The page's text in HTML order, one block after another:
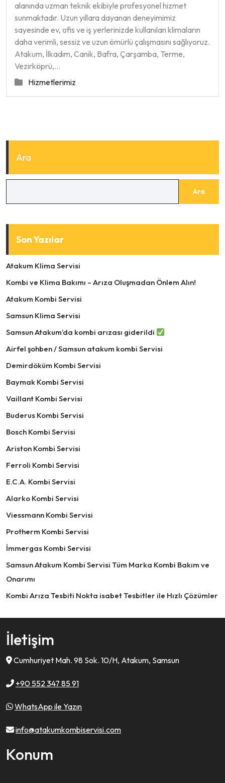
alanında uzman teknik ekibiyle profesyonel hizmet
sunmaktadır. Uzun yıllara dayanan deneyimimiz
sayesinde ev, ofis ve iş yerlerinizde kullanılan klimaların
daha verimli, sessiz ve uzun ömürlü çalışmasını sağlıyoruz.
Atakum, İlkadım, Canik, Bafra, Çarşamba, Terme,
Vezirköprü,…
Hizmetlerimiz
Ara
Ara
Son Yazılar
Atakum Klima Servisi
Kombi ve Klima Bakımı – Arıza Oluşmadan Önlem Alın!
Atakum Kombi Servisi
Samsun Klima Servisi
Samsun Atakum’da kombi arızası giderildi
Airfel şohben / Samsun atakum kombi Servisi
Demirdöküm Kombi Servisi
Baymak Kombi Servisi
Vaillant Kombi Servisi
Buderus Kombi Servisi
Bosch Kombi Servisi
Ariston Kombi Servisi
Ferroli Kombi Servisi
E.C.A. Kombi Servisi
Alarko Kombi Servisi
Viessmann Kombi Servisi
Protherm Kombi Servisi
İmmergas Kombi Servisi
Samsun Atakum Kombi Servisi Tüm Marka Kombi Bakım ve
Onarımı
Kombi Arıza Tesbiti Nokta isabet Tesbitler ile Hızlı Çözümler
İletişim
Cumhuriyet Mah. 98 Sok. 10/H, Atakum, Samsun
+90 552 347 85 91
WhatsApp ile Yazın
info@atakumkombiservisi.com
Konum